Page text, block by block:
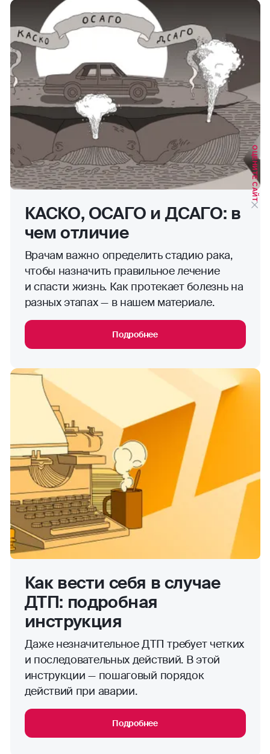
КАСКО, ОСАГО и ДСАГО: в
чем отличие
Врачам важно определить стадию рака,
чтобы назначить правильное лечение
и спасти жизнь. Как протекает болезнь на
разных этапах — в нашем материале.
Подробнее
Как вести себя в случае
ДТП: подробная
инструкция
Даже незначительное ДТП требует четких
и последовательных действий. В этой
инструкции — пошаговый порядок
действий при аварии.
Подробнее
ОЦЕНИТЕ САЙТ